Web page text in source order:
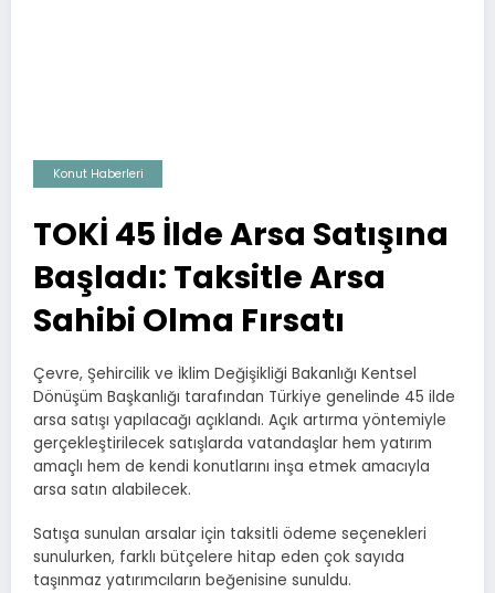
Konut Haberleri
TOKİ 45 İlde Arsa Satışına
Başladı: Taksitle Arsa
Sahibi Olma Fırsatı
Çevre, Şehircilik ve İklim Değişikliği Bakanlığı Kentsel
Dönüşüm Başkanlığı tarafından Türkiye genelinde 45 ilde
arsa satışı yapılacağı açıklandı. Açık artırma yöntemiyle
gerçekleştirilecek satışlarda vatandaşlar hem yatırım
amaçlı hem de kendi konutlarını inşa etmek amacıyla
arsa satın alabilecek.
Satışa sunulan arsalar için taksitli ödeme seçenekleri
sunulurken, farklı bütçelere hitap eden çok sayıda
taşınmaz yatırımcıların beğenisine sunuldu.